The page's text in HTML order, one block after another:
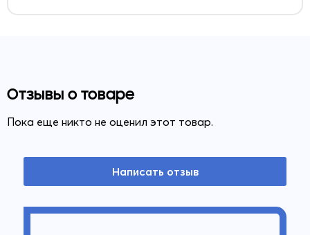
Отзывы о товаре
Пока еще никто не оценил этот товар.
Написать отзыв